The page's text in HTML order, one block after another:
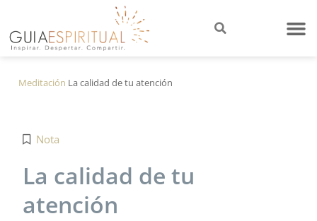
Meditación La calidad de tu atención
Nota
La calidad de tu
atención